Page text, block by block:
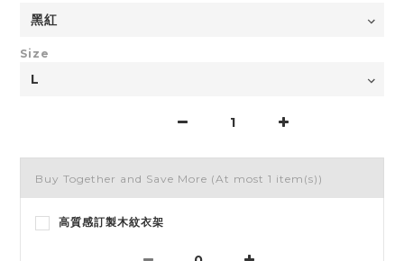
Size
Buy Together and Save More (At most 1 item(s))
高質感訂製木紋衣架